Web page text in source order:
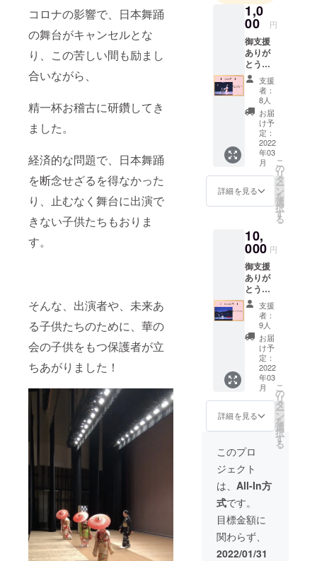
コロナの影響で、日本舞踊
の舞台がキャンセルとな
り、この苦しい間も励まし
合いながら、
精一杯お稽古に研鑽してき
ました。
経済的な問題で、日本舞踊
を断念せざるを得なかった
り、止むなく舞台に出演で
きない子供たちもおりま
す。
そんな、出演者や、未来あ
る子供たちのために、華の
会の子供をもつ保護者が立
ちあがりました！
1,0
00 円
御支援
ありが
とうご
ざいま
す。 発
表会に
出演し
た子ど
も達か
ら、御
礼の葉
書を送
らせて
いただ
きま
す。
支援
者：
8人
お届
け予
定：
2022
年03
月
詳細を見る
こ
の
リ
タ
ー
ン
を
選
択
す
る
10,
000 円
御支援
ありが
とうご
ざいま
す。
12/5 発
表会の
DVDを
送らせ
ていた
だきま
す。 ※
華の会
DVDは
無断使
用厳禁
です。
支援
者：
9人
お届
け予
定：
2022
年03
月
詳細を見る
こ
の
リ
タ
ー
ン
を
選
択
す
る
このプロ
ジェクト
は、 All-In方
式です。
目標金額に
関わらず、
2022/01/31